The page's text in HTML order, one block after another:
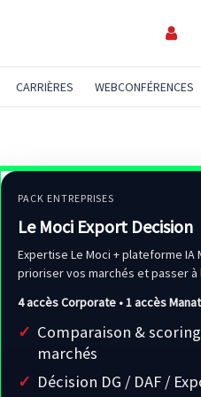
CARRIÈRES WEBCONFÉRENCES
PACK ENTREPRISES
Le Moci Export Decision
Expertise Le Moci + plateforme IA
prioriser vos marchés et passer à
4 accès Corporate • 1 accès
Comparaison &
marchés
Décision DG / DAF /